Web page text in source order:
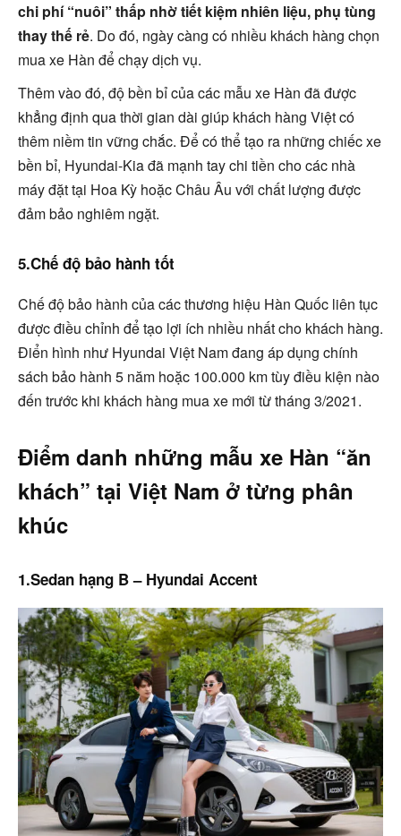
chi phí “nuôi” thấp nhờ tiết kiệm nhiên liệu, phụ tùng
thay thế rẻ. Do đó, ngày càng có nhiều khách hàng chọn
mua xe Hàn để chạy dịch vụ.
Thêm vào đó, độ bền bỉ của các mẫu xe Hàn đã được
khẳng định qua thời gian dài giúp khách hàng Việt có
thêm niềm tin vững chắc. Để có thể tạo ra những chiếc xe
bền bỉ, Hyundai-Kia đã mạnh tay chi tiền cho các nhà
máy đặt tại Hoa Kỳ hoặc Châu Âu với chất lượng được
đảm bảo nghiêm ngặt.
5.Chế độ bảo hành tốt
Chế độ bảo hành của các thương hiệu Hàn Quốc liên tục
được điều chỉnh để tạo lợi ích nhiều nhất cho khách hàng.
Điển hình như Hyundai Việt Nam đang áp dụng chính
sách bảo hành 5 năm hoặc 100.000 km tùy điều kiện nào
đến trước khi khách hàng mua xe mới từ tháng 3/2021.
Điểm danh những mẫu xe Hàn “ăn
khách” tại Việt Nam ở từng phân
khúc
1.Sedan hạng B – Hyundai Accent